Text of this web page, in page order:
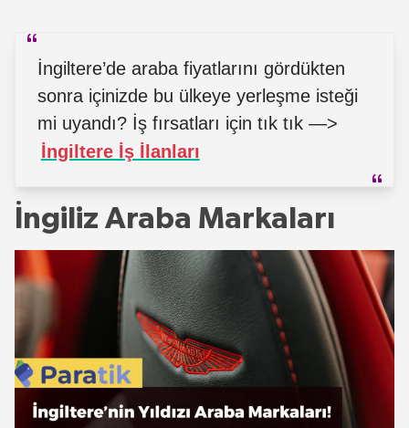
İngiltere’de araba fiyatlarını gördükten
sonra içinizde bu ülkeye yerleşme isteği
mi uyandı? İş fırsatları için tık tık —>
İngiltere İş İlanları
İngiliz Araba Markaları